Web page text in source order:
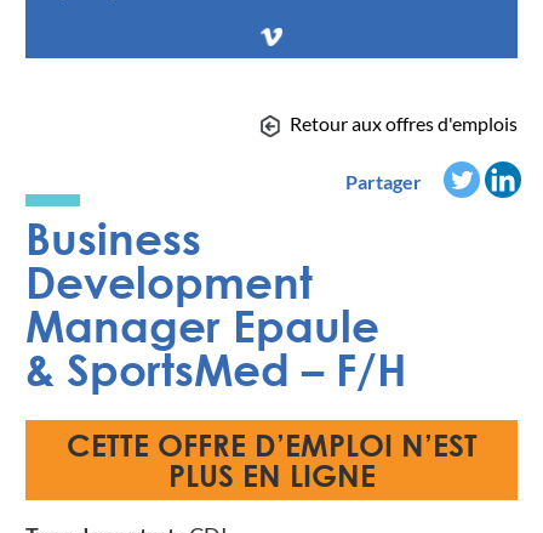
Retour aux offres d'emplois
Partager
Business
Development
Manager Epaule
& SportsMed – F/H
CETTE OFFRE D’EMPLOI N’EST
PLUS EN LIGNE